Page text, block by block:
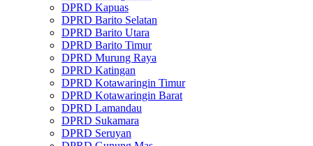
DPRD Kapuas
DPRD Barito Selatan
DPRD Barito Utara
DPRD Barito Timur
DPRD Murung Raya
DPRD Katingan
DPRD Kotawaringin Timur
DPRD Kotawaringin Barat
DPRD Lamandau
DPRD Sukamara
DPRD Seruyan